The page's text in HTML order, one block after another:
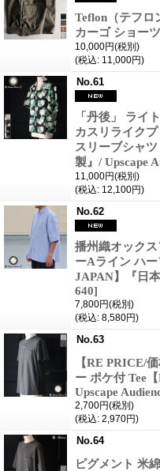
Teflon（テフロ
カーゴ ショー
10,000円(税別)
(税込: 11,000円)
No.61
「丹後」 ライ
カスリライク
スリーブシャ
製』/ Upscape
11,000円(税別)
(税込: 12,100円)
No.62
播州織オック
ーAライン ハ
JAPAN】『日
640]
7,800円(税別)
(税込: 8,580円)
No.63
【RE PRICE/
ー ポケ付 Tee
Upscape
2,700円(税別)
(税込: 2,970円)
No.64
ピグメント 米